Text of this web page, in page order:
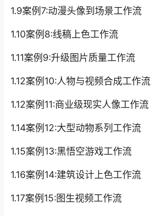
1.9案例7:动漫头像到场景工作流
1.10案例8:线稿上色工作流
1.11案例9:升级图片质量工作流
1.12案例10:人物与视频合成工作流
1.12案例11:商业级现实人像工作流
1.14案例12:大型动物系列工作流
1.15案例13:黑悟空游戏工作流
1.16案例14:建筑设计上色工作流
1.17案例15:图生视频工作流